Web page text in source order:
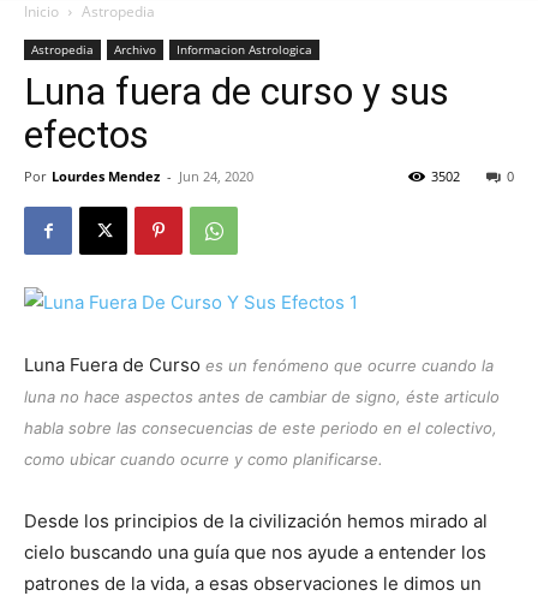
Inicio Astropedia
Astropedia Archivo Informacion Astrologica
Luna fuera de curso y sus
efectos
Por Lourdes Mendez - Jun 24, 2020 0
3502
Luna Fuera de Curso es un fenómeno que ocurre cuando la
luna no hace aspectos antes de cambiar de signo, éste articulo
habla sobre las consecuencias de este periodo en el colectivo,
como ubicar cuando ocurre y como planificarse.
Desde los principios de la civilización hemos mirado al
cielo buscando una guía que nos ayude a entender los
patrones de la vida, a esas observaciones le dimos un